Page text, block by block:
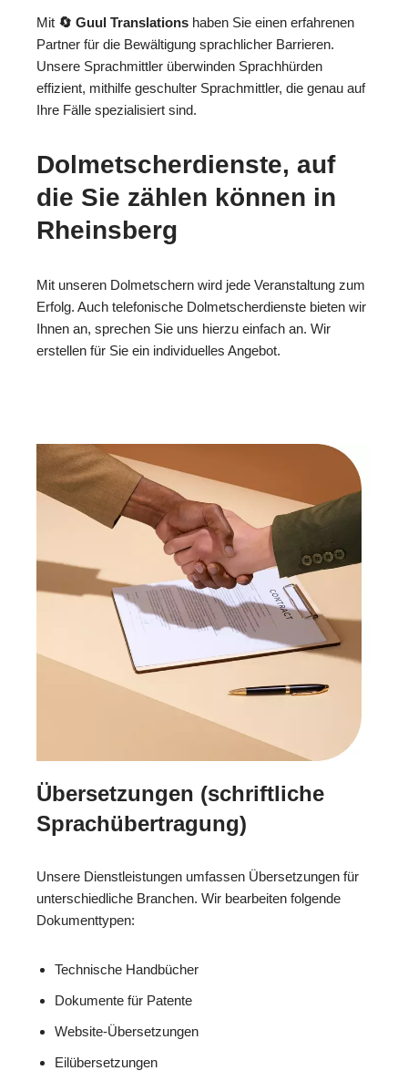
Mit 🔄 Guul Translations haben Sie einen erfahrenen
Partner für die Bewältigung sprachlicher Barrieren.
Unsere Sprachmittler überwinden Sprachhürden
effizient, mithilfe geschulter Sprachmittler, die genau auf
Ihre Fälle spezialisiert sind.
Dolmetscherdienste, auf
die Sie zählen können in
Rheinsberg
Mit unseren Dolmetschern wird jede Veranstaltung zum
Erfolg. Auch telefonische Dolmetscherdienste bieten wir
Ihnen an, sprechen Sie uns hierzu einfach an. Wir
erstellen für Sie ein individuelles Angebot.
Übersetzungen (schriftliche
Sprachübertragung)
Unsere Dienstleistungen umfassen Übersetzungen für
unterschiedliche Branchen. Wir bearbeiten folgende
Dokumenttypen:
Technische Handbücher
Dokumente für Patente
Website-Übersetzungen
Eilübersetzungen